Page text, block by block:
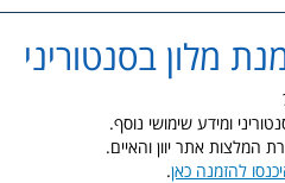
מלון בסנטוריני
ומידע שימושי נוסף.
המלצות אתר יוון והאיים.
להזמנה כאן.